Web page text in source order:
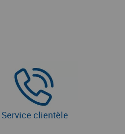
Service clientèle